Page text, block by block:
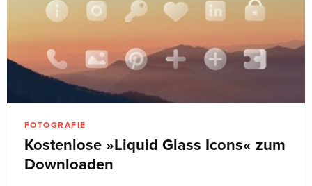
FOTOGRAFIE
Kostenlose »Liquid Glass Icons« zum
Downloaden